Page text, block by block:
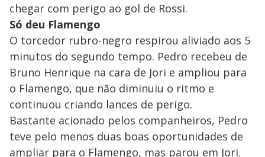
chegar com perigo ao gol de Rossi.
Só deu Flamengo
O torcedor rubro-negro respirou aliviado aos 5
minutos do segundo tempo. Pedro recebeu de
Bruno Henrique na cara de Jori e ampliou para
o Flamengo, que não diminuiu o ritmo e
continuou criando lances de perigo.
Bastante acionado pelos companheiros, Pedro
teve pelo menos duas boas oportunidades de
ampliar para o Flamengo, mas parou em Jori.